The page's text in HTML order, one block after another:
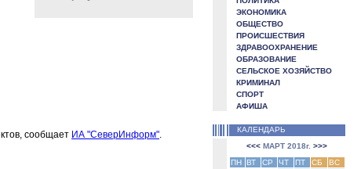
сообщает ИА "СеверИнформ".
ЭКОНОМИКА
ОБЩЕСТВО
ПРОИСШЕСТВИЯ
ЗДРАВООХРАНЕНИЕ
ОБРАЗОВАНИЕ
СЕЛЬСКОЕ ХОЗЯЙСТВО
КРИМИНАЛ
СПОРТ
АФИША
КАЛЕНДАРЬ
<<< МАРТ 2018г. >>>
ПН
ВТ СР ЧТ ПТ СБ
ВС